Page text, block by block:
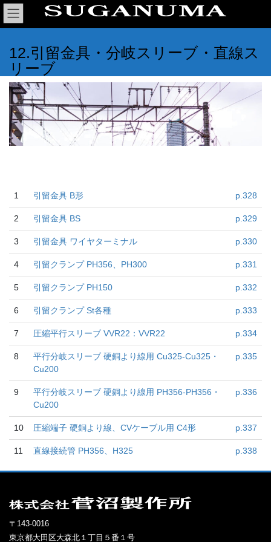
コ
ン
テ
ナ
ビ
ゲ
12.引留金具・分岐スリーブ・直線ス
リーブ
1 引留金具 B形 p.328
2 引留金具 BS p.329
3 引留金具 ワイヤターミナル p.330
4 引留クランプ PH356、PH300 p.331
5 引留クランプ PH150 p.332
6 引留クランプ St各種 p.333
7 圧縮平行スリーブ VVR22：VVR22 p.334
8
平行分岐スリーブ 硬銅より線用 Cu325-Cu325・
Cu200
p.335
9
平行分岐スリーブ 硬銅より線用 PH356-PH356・
Cu200
p.336
10 圧縮端子 硬銅より線、CVケーブル用 C4形 p.337
11 直線接続管 PH356、H325 p.338
〒143-0016
東京都大田区大森北１丁目５番１号